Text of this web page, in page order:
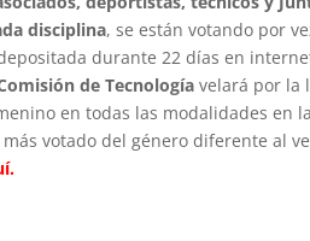
disciplina, se están votando por
durante 22 días en
de Tecnología velará por la
en todas las modalidades en
más votado del género diferente al